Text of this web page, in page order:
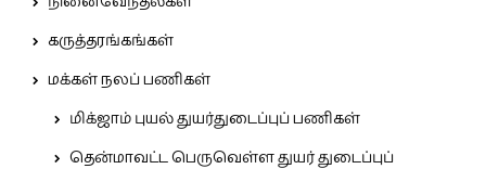
கருத்தரங்கங்கள்
மக்கள் நலப் பணிகள்
மிக்ஜாம் புயல் துயர்துடைப்புப் பணிகள்
தென்மாவட்ட பெருவெள்ள துயர் துடைப்புப்